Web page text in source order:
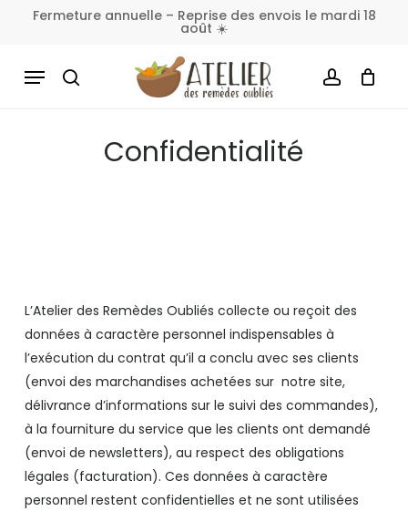
content
Fermeture annuelle – Reprise des envois le mardi 18
août ☀️
SEARCH ACCOUNT
MENU panier
Confidentialité
L’Atelier des Remèdes Oubliés collecte ou reçoit des
données à caractère personnel indispensables à
l’exécution du contrat qu’il a conclu avec ses clients
(envoi des marchandises achetées sur notre site,
délivrance d’informations sur le suivi des commandes),
à la fourniture du service que les clients ont demandé
(envoi de newsletters), au respect des obligations
légales (facturation). Ces données à caractère
personnel restent confidentielles et ne sont utilisées